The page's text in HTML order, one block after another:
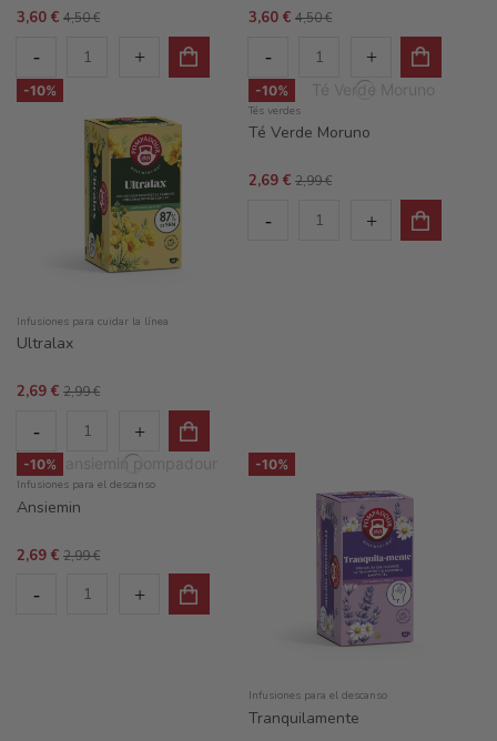
3,60 € 4,50 € 3,60 € 4,50 €
-10%
Infusiones para cuidar la línea
Ultralax
2,69 € 2,99 €
-10%
Tés verdes
Té Verde Moruno
2,69 € 2,99 €
-10%
Infusiones para el descanso
Ansiemin
2,69 € 2,99 €
-10%
Infusiones para el descanso
Tranquilamente